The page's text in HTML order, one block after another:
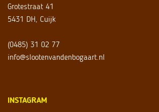
Grotestraat 41
5431 DH, Cuijk
(0485) 31 02 77
info@slootenvandenbogaart.nl
INSTAGRAM